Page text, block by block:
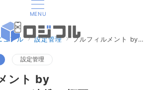
MENU
ュアル 設定管理 フルフィルメント by Amazon（FBA）連携の概要
設定管理
ント by